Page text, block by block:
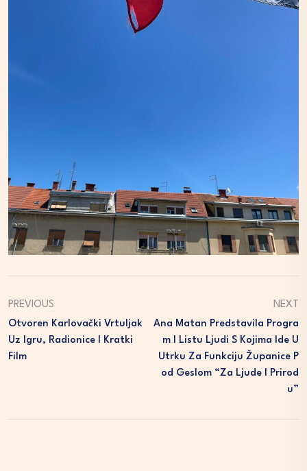
PREVIOUS
Otvoren Karlovački Vrtuljak
Uz Igru, Radionice I Kratki
Film
NEXT
Ana Matan Predstavila Progra
M I Listu Ljudi S Kojima Ide U
Utrku Za Funkciju Županice P
Od Geslom “Za Ljude I Prirod
U”